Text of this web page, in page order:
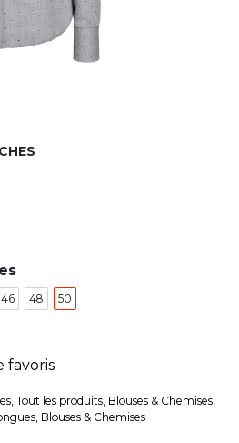
46 48 50
favoris
, Tout les produits, Blouses & Chemises,
, Blouses & Chemises